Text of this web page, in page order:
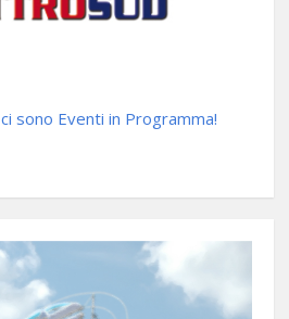
sono Eventi in Programma!